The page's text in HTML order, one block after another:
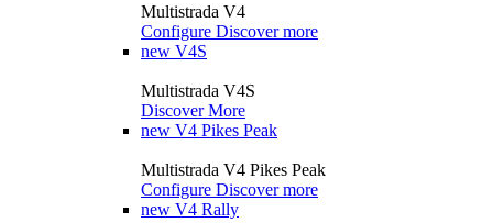
Multistrada V4
Configure Discover more
new V4S
Multistrada V4S
Discover More
new V4 Pikes Peak
Multistrada V4 Pikes Peak
Configure Discover more
new V4 Rally